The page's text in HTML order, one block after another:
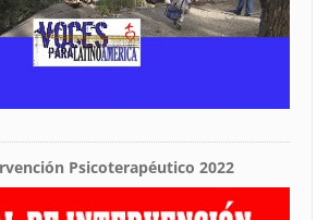
Psicoterapéutico 2022